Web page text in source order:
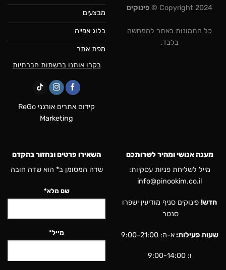
Copyright 2024 © פינוקים
כל התמונות באתר להמחשה
בלבד.
מבצעים
בלוג אפייה
מפת אתר
בקרו אותנו ברשתות חברתיות
קידום אתרים אורגני ReGo
Marketing
מענה אנושי ומהיר לשרותכם
מייל לשליחת פניות עסקיות:
info@pinookim.co.il
חדש! פינוקים סניף מודיעין ישפרו
סנטר
שעות פעילות:א-ה: 9:00-21:00
ו: 9:00-14:00
השאירו פרטים ונחזור בהקדם
שדה המסומן ב* הוא שדה חובה
שם מלא*
מייל*